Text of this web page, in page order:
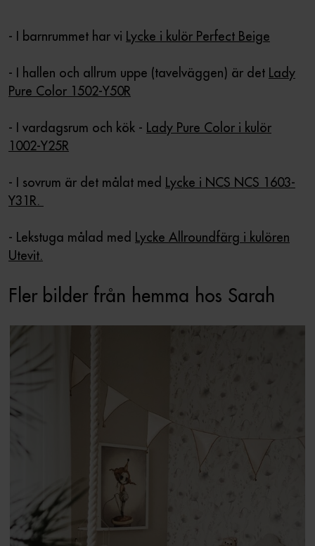
- I barnrummet har vi Lycke i kulör Perfect Beige
- I hallen och allrum uppe (tavelväggen) är det Lady
Pure Color 1502-Y50R
- I vardagsrum och kök - Lady Pure Color i kulör
1002-Y25R
- I sovrum är det målat med Lycke i NCS NCS 1603-
Y31R.
- Lekstuga målad med Lycke Allroundfärg i kulören
Utevit.
Fler bilder från hemma hos Sarah